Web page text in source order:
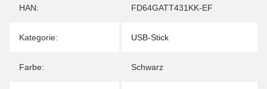
HAN: FD64GATT431KK-EF
Kategorie: USB-Stick
Farbe: Schwarz